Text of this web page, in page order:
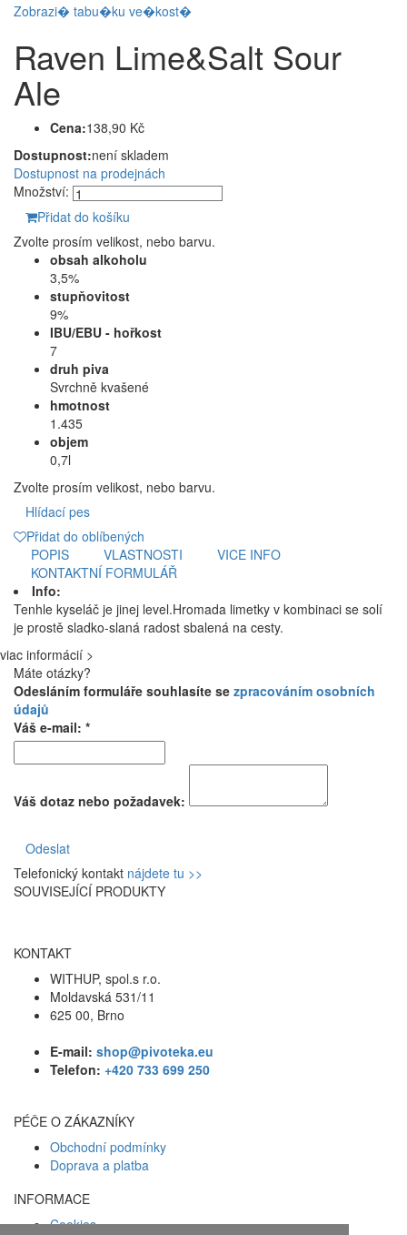
Zobrazi� tabu�ku ve�kost�
Raven Lime&Salt Sour
Ale
Cena:138,90 Kč
Dostupnost:není skladem
Dostupnost na prodejnách
Množství:
Přidat do košíku
Zvolte prosím velikost, nebo barvu.
obsah alkoholu
3,5%
stupňovitost
9%
IBU/EBU - hořkost
7
druh piva
Svrchně kvašené
hmotnost
1.435
objem
0,7l
Zvolte prosím velikost, nebo barvu.
Hlídací pes
Přidat do oblíbených
POPIS
VLASTNOSTI
VICE INFO
KONTAKTNÍ FORMULÁŘ
Info:
Tenhle kyseláč je jinej level.Hromada limetky v kombinaci se solí
je prostě sladko-slaná radost sbalená na cesty.
viac informácií >
Máte otázky?
Odesláním formuláře souhlasíte se zpracováním osobních
údajů
Váš e-mail: *
Váš dotaz nebo požadavek:
Odeslat
Telefonický kontakt nájdete tu >>
SOUVISEJÍCÍ PRODUKTY
KONTAKT
WITHUP, spol.s r.o.
Moldavská 531/11
625 00, Brno
E-mail: shop@pivoteka.eu
Telefon: +420 733 699 250
PÉČE O ZÁKAZNÍKY
Obchodní podmínky
Doprava a platba
INFORMACE
Cookies